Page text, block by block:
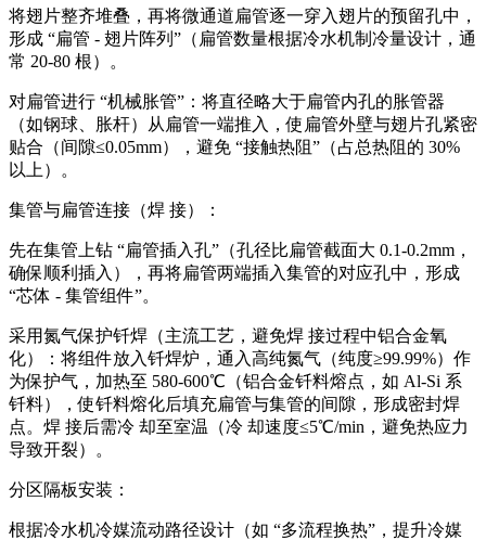
将翅片整齐堆叠，再将微通道扁管逐一穿入翅片的预留孔中，
形成 “扁管 - 翅片阵列”（扁管数量根据冷水机制冷量设计，通
常 20-80 根）。
对扁管进行 “机械胀管”：将直径略大于扁管内孔的胀管器
（如钢球、胀杆）从扁管一端推入，使扁管外壁与翅片孔紧密
贴合（间隙≤0.05mm），避免 “接触热阻”（占总热阻的 30%
以上）。
集管与扁管连接（焊 接）：
先在集管上钻 “扁管插入孔”（孔径比扁管截面大 0.1-0.2mm，
确保顺利插入），再将扁管两端插入集管的对应孔中，形成
“芯体 - 集管组件”。
采用氮气保护钎焊（主流工艺，避免焊 接过程中铝合金氧
化）：将组件放入钎焊炉，通入高纯氮气（纯度≥99.99%）作
为保护气，加热至 580-600℃（铝合金钎料熔点，如 Al-Si 系
钎料），使钎料熔化后填充扁管与集管的间隙，形成密封焊
点。焊 接后需冷 却至室温（冷 却速度≤5℃/min，避免热应力
导致开裂）。
分区隔板安装：
根据冷水机冷媒流动路径设计（如 “多流程换热”，提升冷媒